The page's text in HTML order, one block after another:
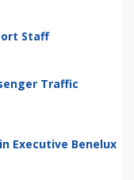
Staff
Traffic
Executive Benelux